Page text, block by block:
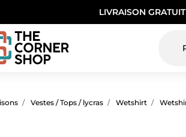
LIVRAISON
Vestes / Tops / lycras Wetshirt